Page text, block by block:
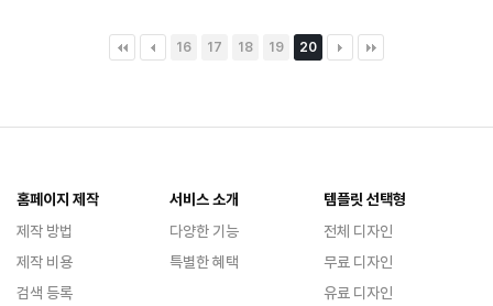
16 17 18 19 20
홈페이지 제작
제작 방법
제작 비용
검색 등록
서비스 소개
다양한 기능
특별한 혜택
템플릿 선택형
전체 디자인
무료 디자인
유료 디자인